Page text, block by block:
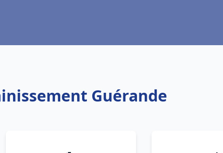
Guérande